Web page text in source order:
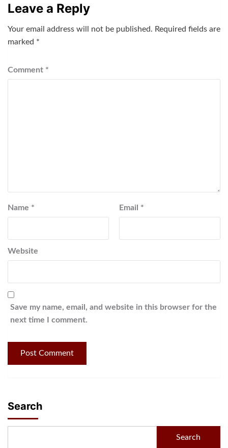
Leave a Reply
Your email address will not be published. Required fields are
marked *
Comment *
Name * Email *
Website
Save my name, email, and website in this browser for the
next time I comment.
Search
Search